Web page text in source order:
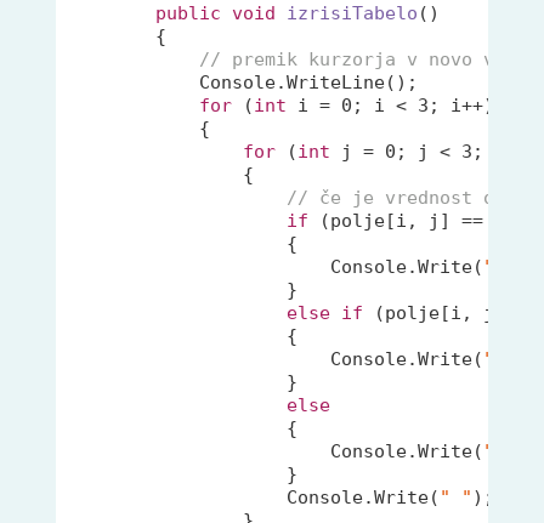
public void izrisiTabelo ( )
        {
// premik kurzorja v novo
            Console.WriteLine();
for (int i = 0 ; i < 3 ; i++)
            {
for (int j = 0 ; j < 3 ; j++)
                {
// če je vrednost obeh
if (polje[i, j] ==
                    {
                        Console.Write(
"X"
                    }
else if (polje[i, j]
                    {
                        Console.Write(
"O"
                    }
else
                    {
                        Console.Write(
"#"
                    }
                    Console.Write(
" " );